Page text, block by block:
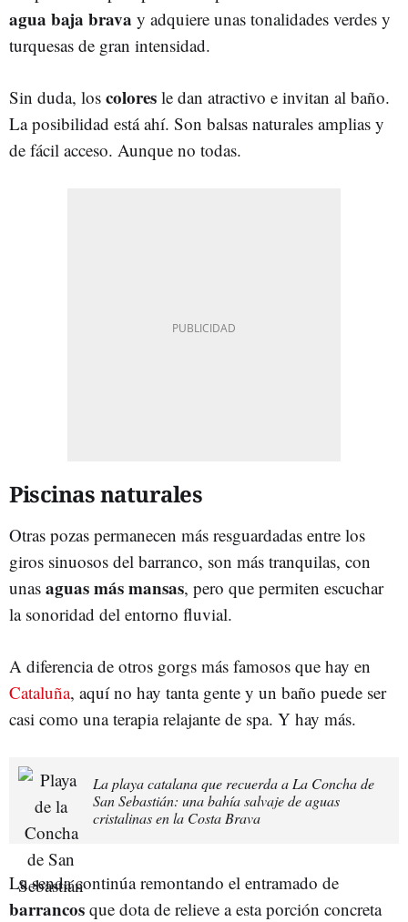
agua baja brava y adquiere unas tonalidades verdes y
turquesas de gran intensidad.
Sin duda, los colores le dan atractivo e invitan al baño.
La posibilidad está ahí. Son balsas naturales amplias y
de fácil acceso. Aunque no todas.
Piscinas naturales
Otras pozas permanecen más resguardadas entre los
giros sinuosos del barranco, son más tranquilas, con
unas aguas más mansas, pero que permiten escuchar
la sonoridad del entorno fluvial.
A diferencia de otros gorgs más famosos que hay en
Cataluña, aquí no hay tanta gente y un baño puede ser
casi como una terapia relajante de spa. Y hay más.
La playa catalana que recuerda a La Concha de
San Sebastián: una bahía salvaje de aguas
cristalinas en la Costa Brava
La senda continúa remontando el entramado de
barrancos que dota de relieve a esta porción concreta